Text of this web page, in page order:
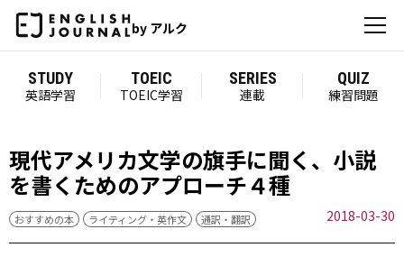
by アルク
STUDY
英語学習
TOEIC
TOEIC学習
SERIES
連載
QUIZ
練習問題
現代アメリカ文学の旗手に聞く、小説
を書くためのアプローチ４種
おすすめの本 ライティング・英作文 通訳・翻訳 2018-03-30